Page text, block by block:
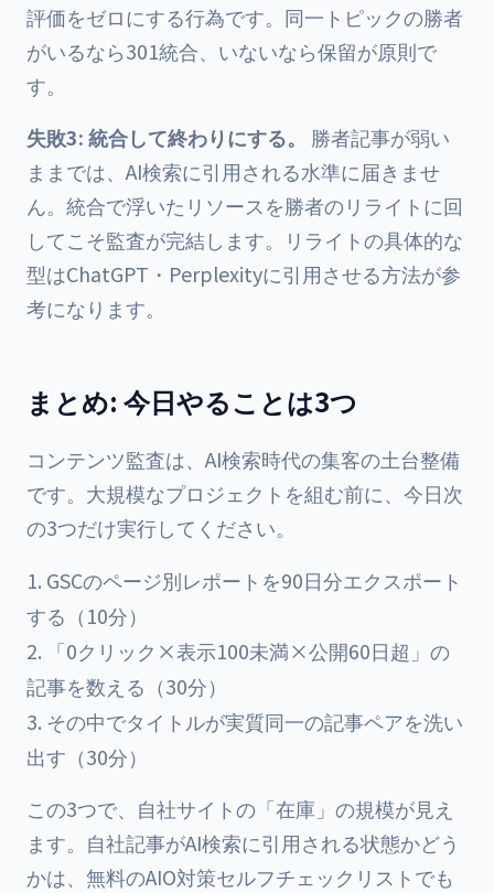
評価をゼロにする行為です。同一トピックの勝者
がいるなら301統合、いないなら保留が原則で
す。
失敗3: 統合して終わりにする。
勝者記事が弱い
ままでは、AI検索に引用される水準に届きませ
ん。統合で浮いたリソースを勝者のリライトに回
してこそ監査が完結します。リライトの具体的な
型はChatGPT・Perplexityに引用させる方法が参
考になります。
まとめ: 今日やることは3つ
コンテンツ監査は、AI検索時代の集客の土台整備
です。大規模なプロジェクトを組む前に、今日次
の3つだけ実行してください。
GSCのページ別レポートを90日分エクスポート
する（10分）
「0クリック×表示100未満×公開60日超」の
記事を数える（30分）
その中でタイトルが実質同一の記事ペアを洗い
出す（30分）
この3つで、自社サイトの「在庫」の規模が見え
ます。自社記事がAI検索に引用される状態かどう
かは、無料のAIO対策セルフチェックリストでも